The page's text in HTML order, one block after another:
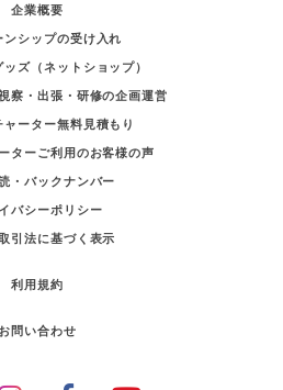
企業概要
ンシップの受け入れ
ズ（ネットショップ）
察・出張・研修の企画運営
ャーター無料見積もり
ターご利用のお客様の声
・バックナンバー
バシーポリシー
引法に基づく表示
利用規約
お問い合わせ